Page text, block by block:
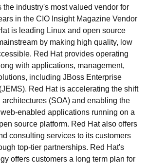
the industry's most valued vendor for
in the CIO Insight Magazine Vendor
is leading Linux and open source
by making high quality, low
Red Hat provides operating
with applications, management,
including JBoss Enterprise
Red Hat is accelerating the shift
(SOA) and enabling the
enabled applications running on a
source platform. Red Hat also offers
consulting services to its customers
top-tier partnerships. Red Hat's
offers customers a long term plan for